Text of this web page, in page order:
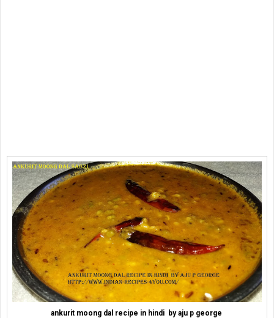
ankurit moong dal recipe in hindi by aju p george